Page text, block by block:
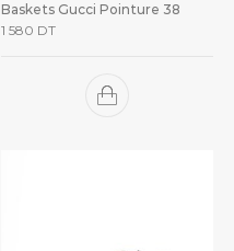
Baskets Gucci Pointure 38
1 580 DT